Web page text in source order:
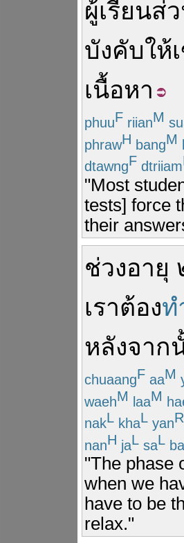
ผู้เรียนส่
บังคับให้
เนื้อหา
phuuF riianM
phrawH bangM
dtawngF dtriiam
"Most
tests] force
their
ช่วงอายุ
เราต้องท
หลังจาก
chuaangF aaM
waehM laaM
nakL khaL yanR
nanH jaL saL
"The phase
when we
have to be
relax."